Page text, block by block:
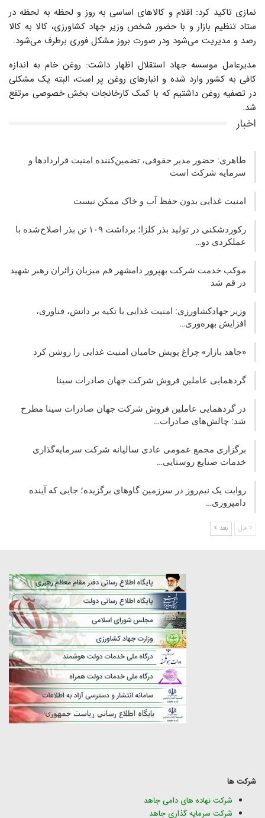
نمازی تاکید کرد: اقلام و کالاهای اساسی به روز و لحظه به لحظه در
ستاد تنظیم بازار و با حضور شخص وزیر جهاد کشاورزی، کالا به کالا
رصد و مدیریت می‌شود ودر صورت بروز مشکل فوری برطرف می‌شود.
مدیرعامل موسسه جهاد استقلال اظهار داشت: روغن خام به اندازه
کافی به کشور وارد شده و انبارهای روغن پر است، البته یک مشکلی
در تصفیه روغن داشتیم که با کمک کارخانجات بخش خصوصی مرتفع
شد.
اخبار
طاهری: حضور مدیر حقوقی، تضمین‌کننده امنیت قراردادها و
سرمایه شرکت‌ است
امنیت غذایی بدون حفظ آب و خاک ممکن نیست
رکوردشکنی در تولید بذر کلزا؛ برداشت ۱۰۹ تن بذر اصلاح‌شده با
عملکردی دو…
موکب خدمت شرکت بهپرور دامشهر قم میزبان زائران رهبر شهید
در قم شد
وزیر جهادکشاورزی: امنیت غذایی با تکیه بر دانش، فناوری،
افزایش بهره‌وری…
«جاهد بازار» چراغ پویش حامیان امنیت غذایی را روشن کرد
گردهمایی عاملین فروش شرکت جهان صادرات سینا
در گردهمایی عاملین فروش شرکت جهان صادرات سینا مطرح
شد: چالش‌های صادرات…
برگزاری مجمع عمومی عادی سالیانه شرکت سرمایه‌گذاری
خدمات صنایع روستایی…
روایت یک نیم‌روز در سرزمین گاوهای برگزیده؛ جایی که آینده
دامپروری…
قبل بعد
شرکت ها
شرکت نهاده های دامی جاهد
شرکت سرمایه گذاری جاهد